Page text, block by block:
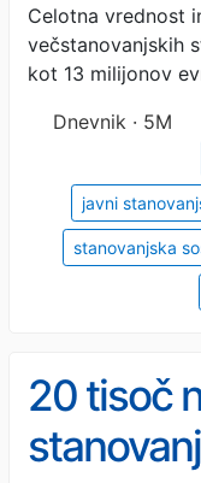
Celotna vrednost
večstanovanjskih
kot 13 milijonov
Dnevnik · 5M
javni
stanovanjska
20 tisoč